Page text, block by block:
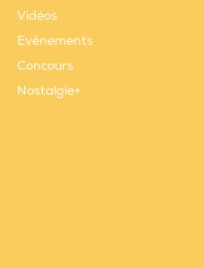
Vidéos
Evènements
Concours
Nostalgie+